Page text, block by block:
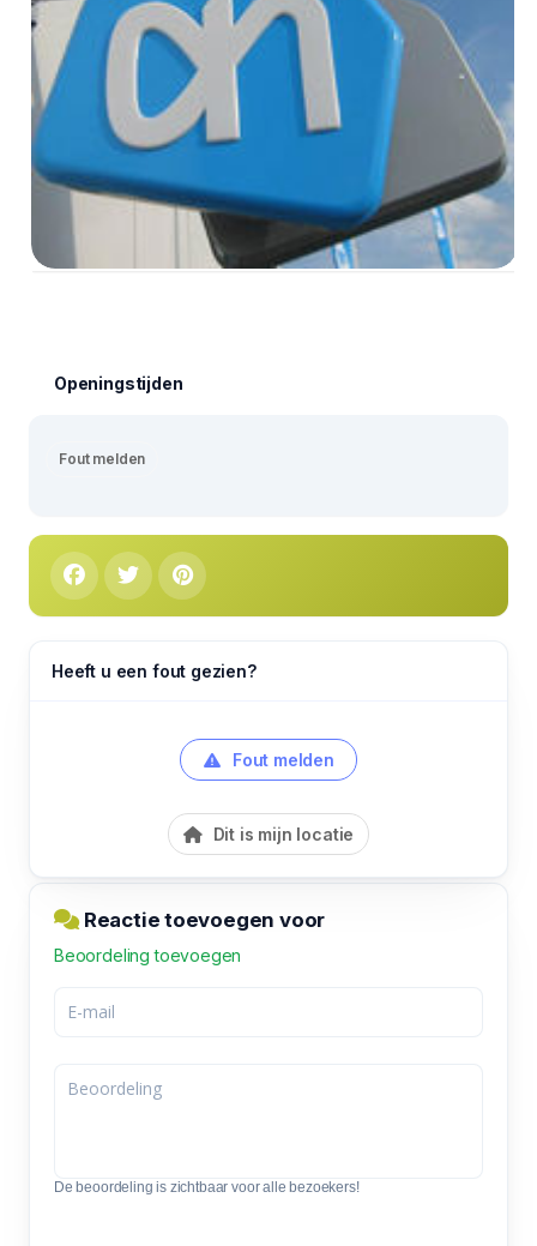
Openingstijden
Fout melden
Heeft u een fout gezien?
Fout melden
Dit is mijn locatie
Reactie toevoegen voor
Beoordeling toevoegen
De beoordeling is zichtbaar voor alle bezoekers!